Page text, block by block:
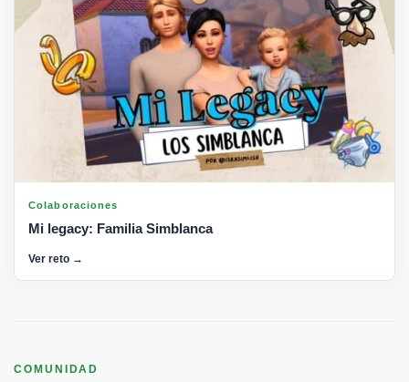
Colaboraciones
Mi legacy: Familia Simblanca
Ver reto →
COMUNIDAD